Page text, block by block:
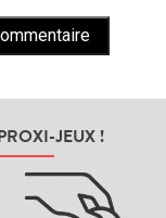
JEUX !